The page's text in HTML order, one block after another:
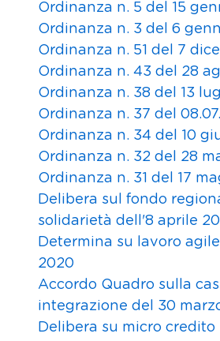
Ordinanza n. 5 del 15
Ordinanza n. 3 del 6
Ordinanza n. 51 del 7
Ordinanza n. 43 del 28
Ordinanza n. 38 del 13
Ordinanza n. 37 del
Ordinanza n. 34 del 10
Ordinanza n. 32 del 28
Ordinanza n. 31 del 17
Delibera sul fondo
solidarietà dell'8 aprile
Determina su lavoro
2020
Accordo Quadro sulla
integrazione del 30
Delibera su micro credito